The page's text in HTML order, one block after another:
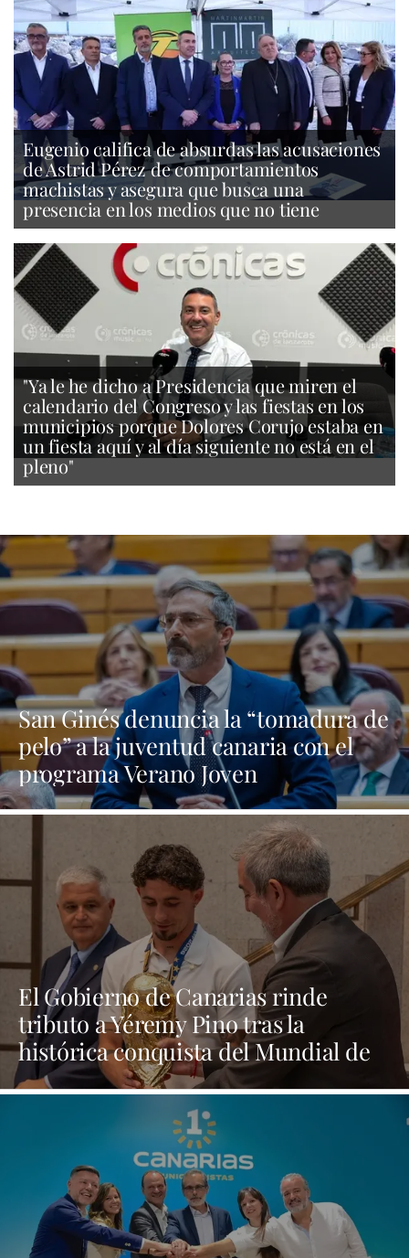
Eugenio califica de absurdas las acusaciones
de Astrid Pérez de comportamientos
machistas y asegura que busca una
presencia en los medios que no tiene
"Ya le he dicho a Presidencia que miren el
calendario del Congreso y las fiestas en los
municipios porque Dolores Corujo estaba en
un fiesta aquí y al día siguiente no está en el
pleno"
San Ginés denuncia la “tomadura de
pelo” a la juventud canaria con el
programa Verano Joven
El Gobierno de Canarias rinde
tributo a Yéremy Pino tras la
histórica conquista del Mundial de
Fútbol